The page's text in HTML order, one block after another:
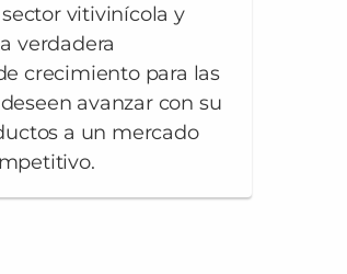
vitivinícola y
verdadera
crecimiento para las
avanzar con su
a un mercado